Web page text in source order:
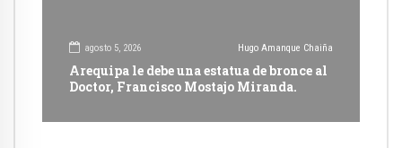
agosto 5, 2026 Hugo Amanque Chaiña
Arequipa le debe una estatua de bronce al
Doctor, Francisco Mostajo Miranda.